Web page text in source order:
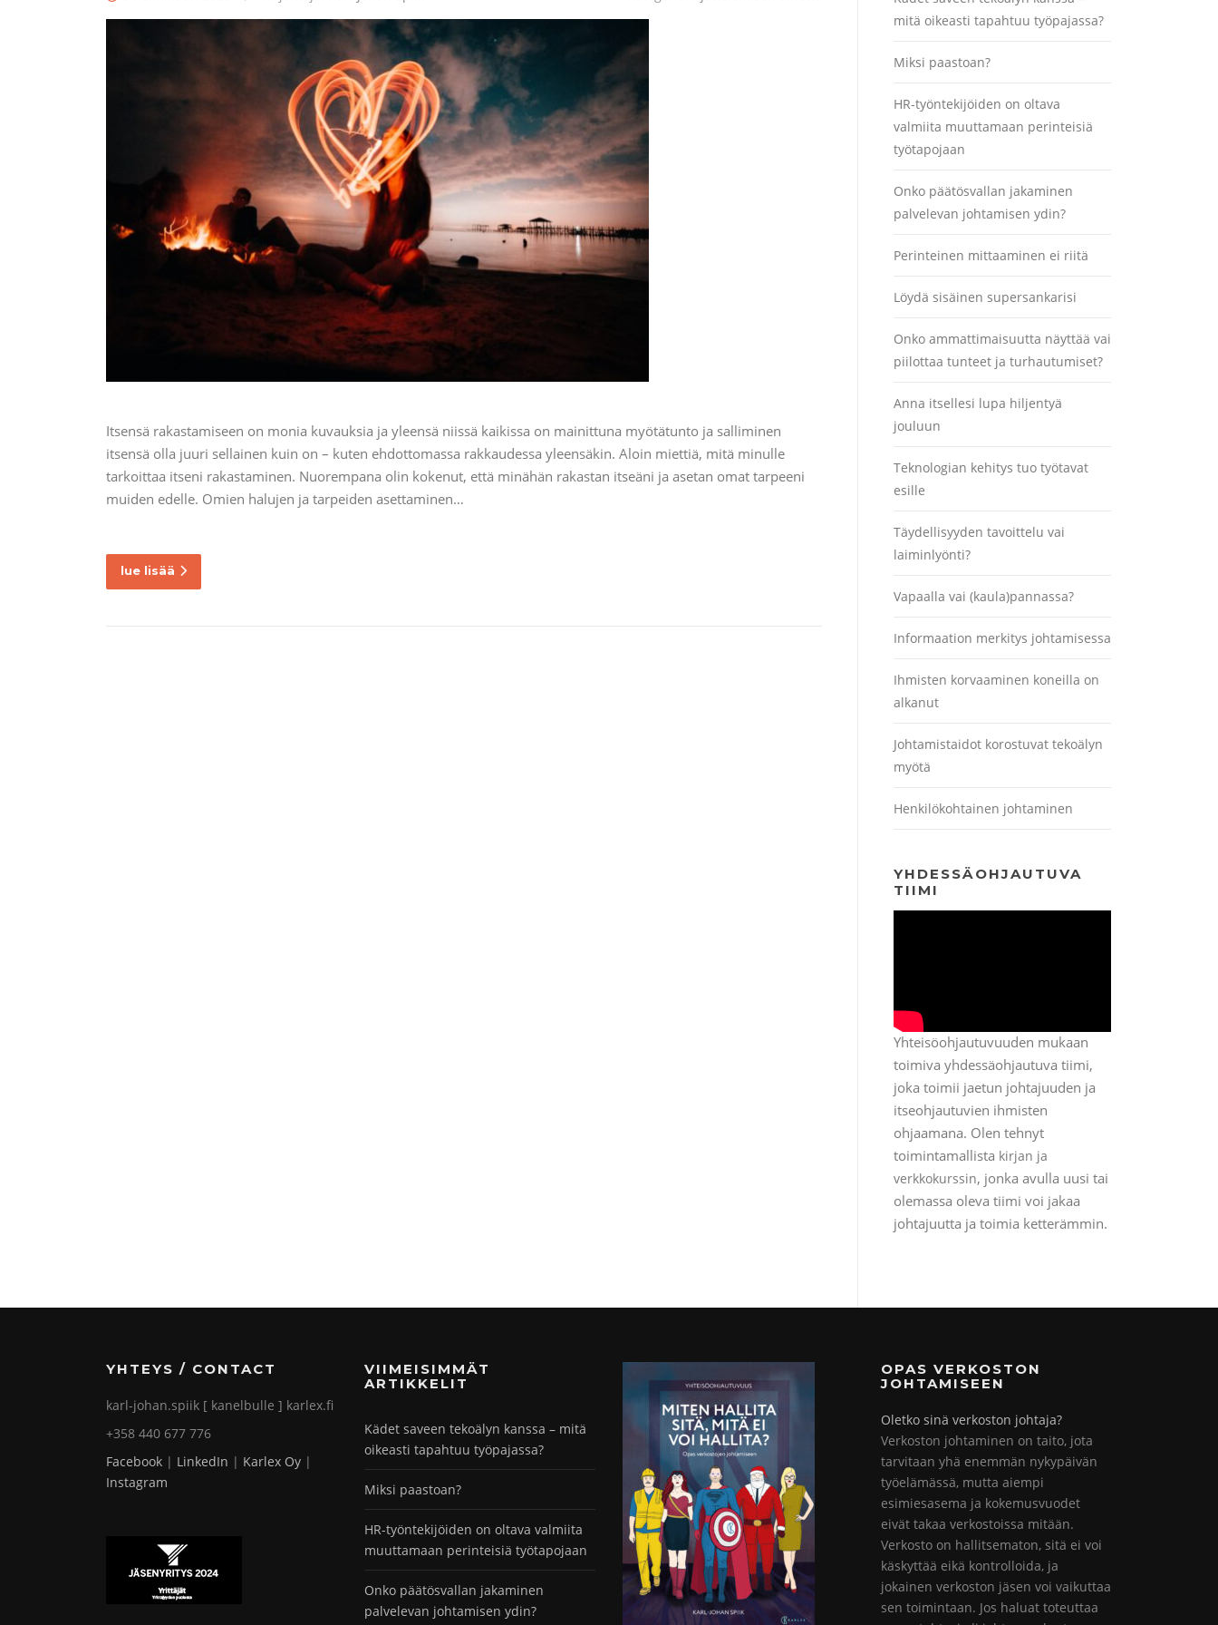
Itsensä rakastamiseen on monia kuvauksia ja yleensä niissä kaikissa on mainittuna myötätunto ja salliminen
itsensä olla juuri sellainen kuin on – kuten ehdottomassa rakkaudessa yleensäkin. Aloin miettiä, mitä minulle
tarkoittaa itseni rakastaminen. Nuorempana olin kokenut, että minähän rakastan itseäni ja asetan omat tarpeeni
muiden edelle. Omien halujen ja tarpeiden asettaminen…
lue lisää
mitä oikeasti tapahtuu työpajassa?
Miksi paastoan?
HR-työntekijöiden on oltava
valmiita muuttamaan perinteisiä
työtapojaan
Onko päätösvallan jakaminen
palvelevan johtamisen ydin?
Perinteinen mittaaminen ei riitä
Löydä sisäinen supersankarisi
Onko ammattimaisuutta näyttää vai
piilottaa tunteet ja turhautumiset?
Anna itsellesi lupa hiljentyä
jouluun
Teknologian kehitys tuo työtavat
esille
Täydellisyyden tavoittelu vai
laiminlyönti?
Vapaalla vai (kaula)pannassa?
Informaation merkitys johtamisessa
Ihmisten korvaaminen koneilla on
alkanut
Johtamistaidot korostuvat tekoälyn
myötä
Henkilökohtainen johtaminen
YHDESSÄOHJAUTUVA
TIIMI
Yhteisöohjautuvuuden mukaan
toimiva yhdessäohjautuva tiimi,
joka toimii jaetun johtajuuden ja
itseohjautuvien ihmisten
ohjaamana. Olen tehnyt
toimintamallista kirjan ja
verkkokurssin, jonka avulla uusi tai
olemassa oleva tiimi voi jakaa
johtajuutta ja toimia ketterämmin.
YHTEYS / CONTACT
karl-johan.spiik [ kanelbulle ] karlex.fi
+358 440 677 776
Facebook | LinkedIn | Karlex Oy |
Instagram
VIIMEISIMMÄT
ARTIKKELIT
Kädet saveen tekoälyn kanssa – mitä
oikeasti tapahtuu työpajassa?
Miksi paastoan?
HR-työntekijöiden on oltava valmiita
muuttamaan perinteisiä työtapojaan
Onko päätösvallan jakaminen
palvelevan johtamisen ydin?
OPAS VERKOSTON
JOHTAMISEEN
Oletko sinä verkoston johtaja?
Verkoston johtaminen on taito, jota
tarvitaan yhä enemmän nykypäivän
työelämässä, mutta aiempi
esimiesasema ja kokemusvuodet
eivät takaa verkostoissa mitään.
Verkosto on hallitsematon, sitä ei voi
käskyttää eikä kontrolloida, ja
jokainen verkoston jäsen voi vaikuttaa
sen toimintaan. Jos haluat toteuttaa